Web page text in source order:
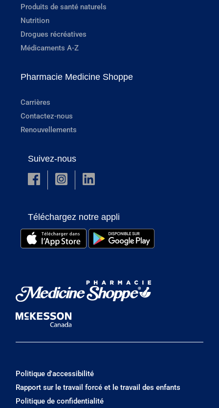
Produits de santé naturels
Nutrition
Drogues récréatives
Médicaments A-Z
Pharmacie Medicine Shoppe
Carrières
Contactez-nous
Renouvellements
Suivez-nous
Téléchargez notre appli
Politique d'accessibilité
Rapport sur le travail forcé et le travail des enfants
Politique de confidentialité